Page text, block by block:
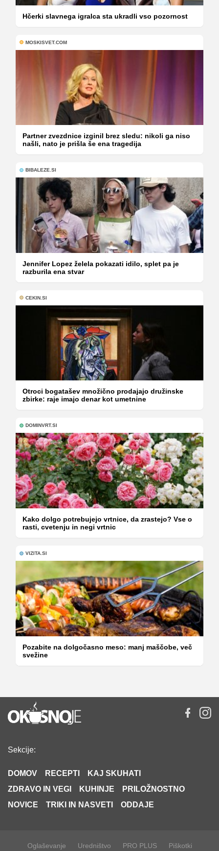
Hčerki slavnega igralca sta ukradli vso pozornost
MOSKISVET.COM
Partner zvezdnice izginil brez sledu: nikoli ga niso
našli, nato je prišla še ena tragedija
BIBALEZE.SI
Jennifer Lopez želela pokazati idilo, splet pa je
razburila ena stvar
CEKIN.SI
Otroci bogatašev množično prodajajo družinske
zbirke: raje imajo denar kot umetnine
DOMINVRT.SI
Kako dolgo potrebujejo vrtnice, da zrastejo? Vse o
rasti, cvetenju in negi vrtnic
VIZITA.SI
Pozabite na dolgočasno meso: manj maščobe, več
svežine
Sekcije:
DOMOV RECEPTI
KAJ SKUHATI
ZDRAVO IN VEGI
KUHINJE
PRILOŽNOSTNO
NOVICE
TRIKI IN NASVETI ODDAJE
Oglaševanje Uredništvo PRO PLUS Piškotki